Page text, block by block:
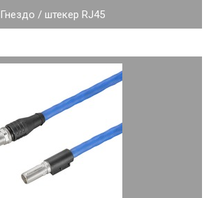
Гнездо / штекер RJ45